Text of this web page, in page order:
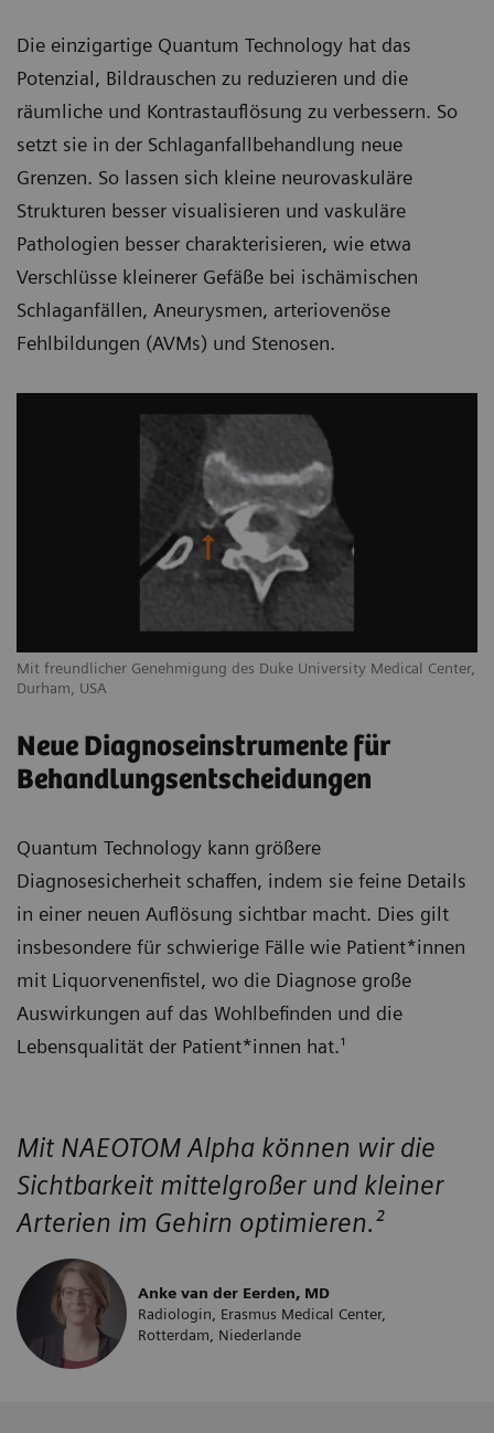
Die einzigartige Quantum Technology hat das
Potenzial, Bildrauschen zu reduzieren und die
räumliche und Kontrastauflösung zu verbessern. So
setzt sie in der Schlaganfallbehandlung neue
Grenzen. So lassen sich kleine neurovaskuläre
Strukturen besser visualisieren und vaskuläre
Pathologien besser charakterisieren, wie etwa
Verschlüsse kleinerer Gefäße bei ischämischen
Schlaganfällen, Aneurysmen, arteriovenöse
Fehlbildungen (AVMs) und Stenosen.
Mit freundlicher Genehmigung des Duke University Medical Center,
Durham, USA
Neue Diagnoseinstrumente für
Behandlungsentscheidungen
Quantum Technology kann größere
Diagnosesicherheit schaffen, indem sie feine Details
in einer neuen Auflösung sichtbar macht. Dies gilt
insbesondere für schwierige Fälle wie Patient*innen
mit Liquorvenenfistel, wo die Diagnose große
Auswirkungen auf das Wohlbefinden und die
Lebensqualität der Patient*innen hat.¹
Mit NAEOTOM Alpha können wir die
Sichtbarkeit mittelgroßer und kleiner
Arterien im Gehirn optimieren.²
Anke van der Eerden, MD
Radiologin, Erasmus Medical Center,
Rotterdam, Niederlande